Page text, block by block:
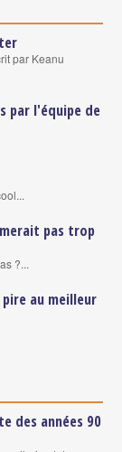
par Keanu
par l'équipe de
pas trop
?...
au meilleur
des années 90